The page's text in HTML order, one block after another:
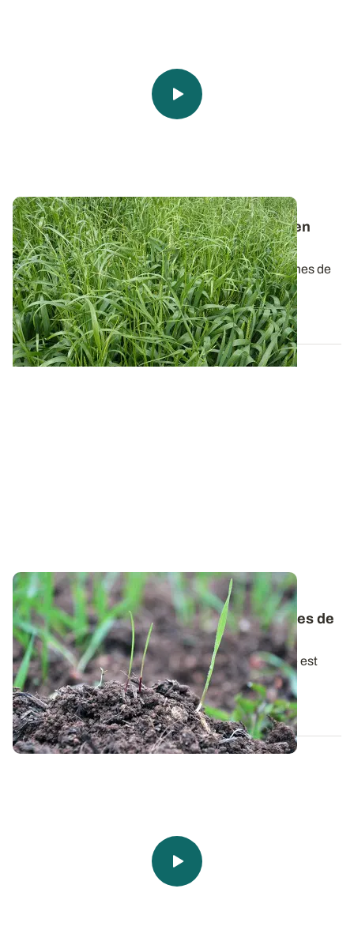
Désherbage : n’attendez pas pour mettre en
œuvre des leviers agronomiques
Dans certaines régions, la simplification des systèmes de
grandes cultures conduit aujourd...
08 FÉVR. 2018
FICHES ADVENTICES
Connaître et contrôler les mauvaises herbes de
vos parcelles
La connaissance de la biologie de la flore adventice est
essentielle dans la mise en place...
28 OCT. 2021